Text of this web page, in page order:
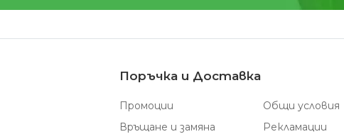
Поръчка и Доставка
Промоции
Общи условия
Връщане и замяна
Рекламации